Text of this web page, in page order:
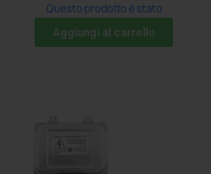
Questo prodotto è stato
acquistato: 8 volte
Aggiungi al carrello